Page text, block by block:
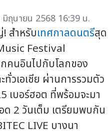
ถุนายน 2568 16:39 น.
สำหรับเทศกาลดนตรีสุด
Festival
คนอินไปกับโลกของ
ทั่วเอเชีย ผ่านการรวมตัว
เบอร์ฮอต ที่พร้อมจะมา
ด 2 วันเต็ม เตรียมพบกัน
LIVE บางนา